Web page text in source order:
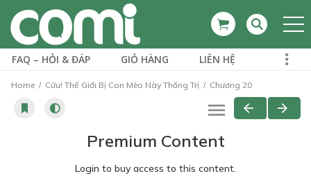
FAQ – HỎI & ĐÁP GIỎ HÀNG LIÊN HỆ
Home Cứu! Thế Giới Bị Con Mèo Này Thống Trị Chương 20
Premium Content
Login to buy access to this content.